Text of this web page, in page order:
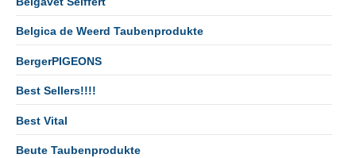
Belgica de Weerd Taubenprodukte
BergerPIGEONS
Best Sellers!!!!
Best Vital
Beute Taubenprodukte